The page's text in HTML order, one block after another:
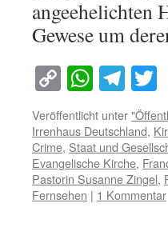
angeehelichten
Gewese um
Copy
Link
Veröffentlicht unter
Irrenhaus Deutschland,
Crime, Staat und
Evangelische Kirche,
Pastorin Susanne Zingel,
Fernsehen | 1 Kommentar